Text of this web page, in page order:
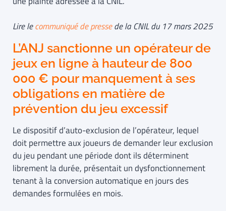
Lire lecommuniqué de pressede la CNIL du 17 mars 2025
L’ANJ sanctionne un opérateur de
jeux en ligne à hauteur de 800
000 € pour manquement à ses
obligations en matière de
prévention du jeu excessif
Le dispositif d’auto-exclusion de l’opérateur, lequel
doit permettre aux joueurs de demander leur exclusion
du jeu pendant une période dont ils déterminent
librement la durée, présentait un dysfonctionnement
tenant à la conversion automatique en jours des
demandes formulées en mois.